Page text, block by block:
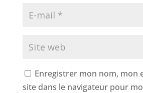
Enregistrer mon nom, mon
site dans le navigateur pour